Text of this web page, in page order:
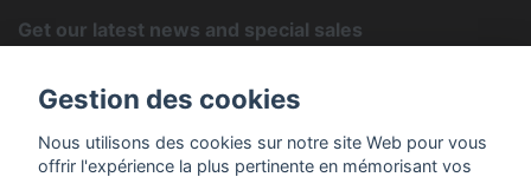
Get our latest news and special sales
find our contact info in the legal notice.
Gestion des cookies
Nous utilisons des cookies sur notre site Web pour vous
offrir l'expérience la plus pertinente en mémorisant vos